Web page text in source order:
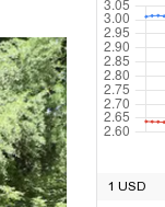
1 USD